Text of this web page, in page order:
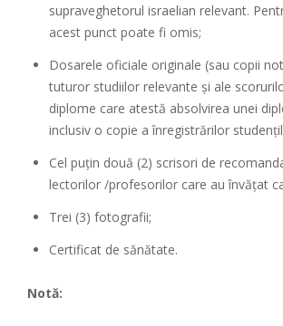
supraveghetorul israelian relevant.
acest punct poate fi omis;
Dosarele oficiale originale (sau copii
tuturor studiilor relevante și ale
diplome care atestă absolvirea unei
inclusiv o copie a înregistrărilor
Cel puțin două (2) scrisori de
lectorilor /profesorilor care au învățat
Trei (3) fotografii;
Certificat de sănătate.
Notă: